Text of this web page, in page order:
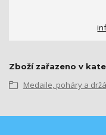
Zboží zařazeno v
Medaile, poháry a